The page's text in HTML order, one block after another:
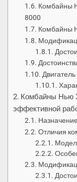
Комбайны
8000
Комбайны
Двигатель
Комбайны Нью
эффективной
Назначение
Отличия